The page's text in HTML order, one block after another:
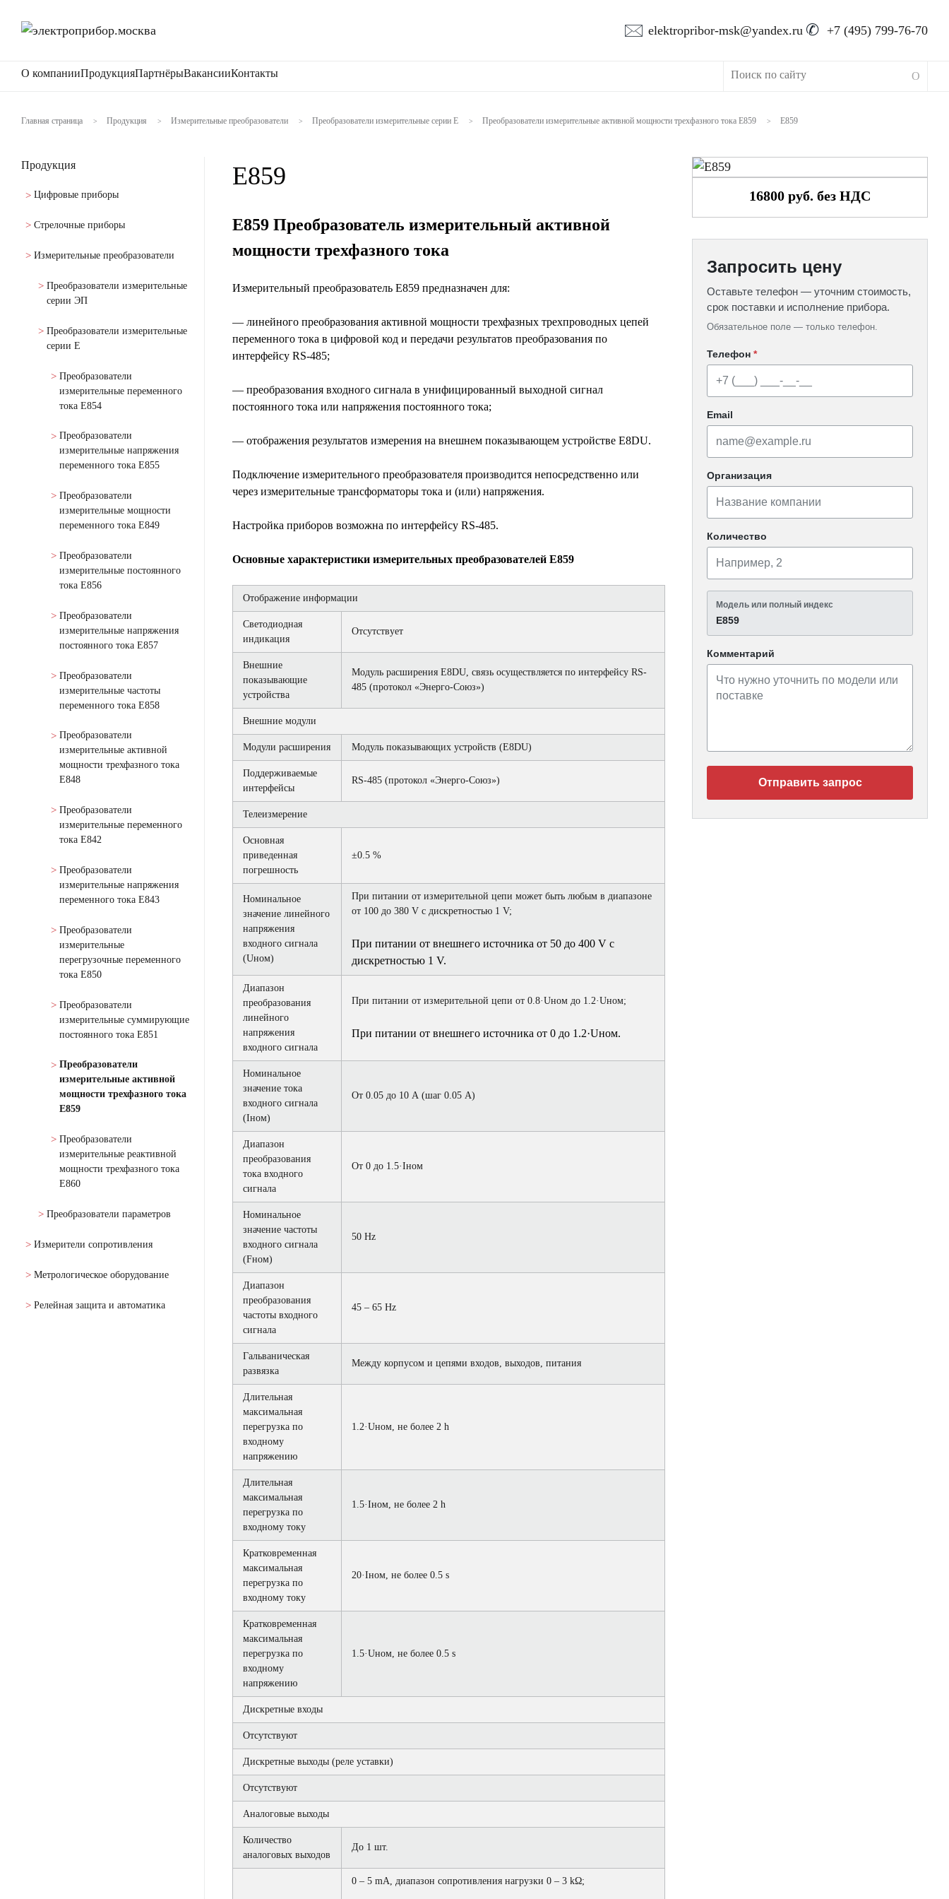
🖂 elektropribor-msk@yandex.ru ✆ +7 (495) 799-76-70
О компанииПродукцияПартнёрыВакансииКонтакты
Главная страница > Продукция > Измерительные преобразователи > Преобразователи измерительные серии Е > Преобразователи измерительные активной мощности трехфазного тока Е859 > Е859
Продукция
Цифровые приборы
Стрелочные приборы
Измерительные преобразователи
Преобразователи измерительные
серии ЭП
Преобразователи измерительные
серии Е
Преобразователи
измерительные переменного
тока Е854
Преобразователи
измерительные напряжения
переменного тока Е855
Преобразователи
измерительные мощности
переменного тока Е849
Преобразователи
измерительные постоянного
тока Е856
Преобразователи
измерительные напряжения
постоянного тока Е857
Преобразователи
измерительные частоты
переменного тока Е858
Преобразователи
измерительные активной
мощности трехфазного тока
Е848
Преобразователи
измерительные переменного
тока Е842
Преобразователи
измерительные напряжения
переменного тока Е843
Преобразователи
измерительные
перегрузочные переменного
тока Е850
Преобразователи
измерительные суммирующие
постоянного тока Е851
Преобразователи
измерительные активной
мощности трехфазного тока
Е859
Преобразователи
измерительные реактивной
мощности трехфазного тока
Е860
Преобразователи параметров
Измерители сопротивления
Метрологическое оборудование
Релейная защита и автоматика
Е859
Е859 Преобразователь измерительный активной
мощности трехфазного тока
Измерительный преобразователь Е859 предназначен для:
— линейного преобразования активной мощности трехфазных трехпроводных цепей
переменного тока в цифровой код и передачи результатов преобразования по
интерфейсу RS-485;
— преобразования входного сигнала в унифицированный выходной сигнал
постоянного тока или напряжения постоянного тока;
— отображения результатов измерения на внешнем показывающем устройстве Е8DU.
Подключение измерительного преобразователя производится непосредственно или
через измерительные трансформаторы тока и (или) напряжения.
Настройка приборов возможна по интерфейсу RS-485.
Основные характеристики измерительных преобразователей Е859
Отображение информации
Светодиодная
индикация
Отсутствует
Внешние
показывающие
устройства
Модуль расширения E8DU, связь осуществляется по интерфейсу RS-
485 (протокол «Энерго-Союз»)
Внешние модули
Модули расширения Модуль показывающих устройств (E8DU)
Поддерживаемые
интерфейсы
RS-485 (протокол «Энерго-Союз»)
Телеизмерение
Основная
приведенная
погрешность
±0.5 %
Номинальное
значение линейного
напряжения
входного сигнала
(Uном)
При питании от измерительной цепи может быть любым в диапазоне
от 100 до 380 V с дискретностью 1 V;
При питании от внешнего источника от 50 до 400 V с
дискретностью 1 V.
Диапазон
преобразования
линейного
напряжения
входного сигнала
При питании от измерительной цепи от 0.8·Uном до 1.2·Uном;
При питании от внешнего источника от 0 до 1.2·Uном.
Номинальное
значение тока
входного сигнала
(Iном)
От 0.05 до 10 А (шаг 0.05 А)
Диапазон
преобразования
тока входного
сигнала
От 0 до 1.5·Iном
Номинальное
значение частоты
входного сигнала
(Fном)
50 Hz
Диапазон
преобразования
частоты входного
сигнала
45 – 65 Hz
Гальваническая
развязка
Между корпусом и цепями входов, выходов, питания
Длительная
максимальная
перегрузка по
входному
напряжению
1.2·Uном, не более 2 h
Длительная
максимальная
перегрузка по
входному току
1.5·Iном, не более 2 h
Кратковременная
максимальная
перегрузка по
входному току
20·Iном, не более 0.5 s
Кратковременная
максимальная
перегрузка по
входному
напряжению
1.5·Uном, не более 0.5 s
Дискретные входы
Отсутствуют
Дискретные выходы (реле уставки)
Отсутствуют
Аналоговые выходы
Количество
аналоговых выходов
До 1 шт.
0 – 5 mA, диапазон сопротивления нагрузки 0 – 3 kΩ;
16800 руб. без НДС
Запросить цену
Оставьте телефон — уточним стоимость,
срок поставки и исполнение прибора.
Обязательное поле — только телефон.
Телефон*
Email
Организация
Количество
Модель или полный индекс
Е859
Комментарий
Отправить запрос